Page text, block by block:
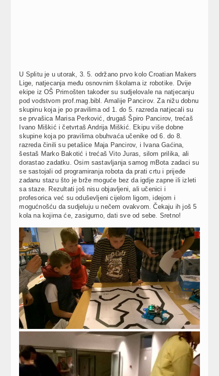
U Splitu je u utorak, 3. 5. održano prvo kolo Croatian Makers
Lige, natjecanja među osnovnim školama iz robotike. Dvije
ekipe iz OŠ Primošten također su sudjelovale na natjecanju
pod vodstvom prof.mag.bibl. Amalije Pancirov. Za nižu dobnu
skupinu koja je po pravilima od 1. do 5. razreda natjecali su
se prvašica Marisa Perković, drugaš Špiro Pancirov, trećaš
Ivano Miškić i četvrtaš Andrija Miškić. Ekipu više dobne
skupine koja po pravilima obuhvaća učenike od 6. do 8.
razreda činili su petašice Maja Pancirov, i Ivana Gaćina,
šestaš Marko Bakotić i trećaš Vito Juras, silom prilika, ali
dorastao zadatku. Osim sastavljanja samog mBota zadaci su
se sastojali od programiranja robota da prati crtu i prijeđe
zadanu stazu što je brže moguće bez da igdje zapne ili izleti
sa staze. Rezultati još nisu objavljeni, ali učenici i
profesorica već su oduševljeni cijelom ligom, idejom i
mogućnošću da sudjeluju u nečem ovakvom. Čekaju ih još 5
kola na kojima će, zasigurno, dati sve od sebe. Sretno!